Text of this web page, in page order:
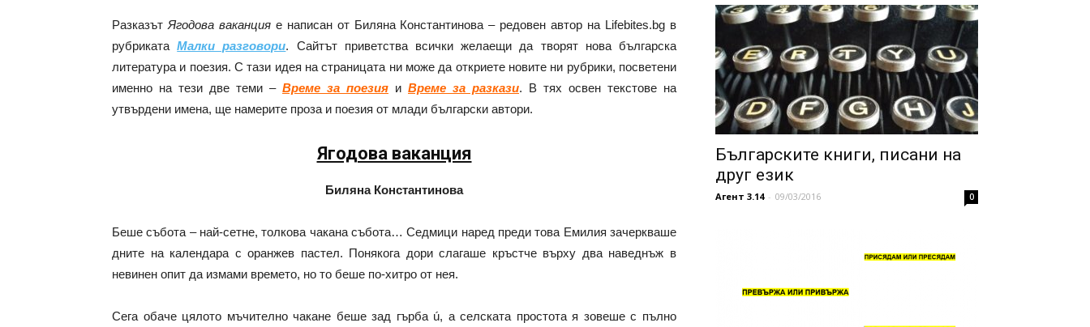
Разказът Ягодова ваканцияе написан от Биляна Константинова – редовен автор на Lifebites.bg в
рубрикатаМалки разговори. Сайтът приветства всички желаещи да творят нова българска
литература и поезия. С тази идея на страницата ни може да откриете новите ни рубрики, посветени
именно на тези две теми – Време за поезия и Време за разкази. В тях освен текстове на
утвърдени имена, ще намерите проза и поезия от млади български автори.
Ягодова ваканция
Биляна Константинова
Беше събота – най-сетне, толкова чакана събота… Седмици наред преди това Емилия зачеркваше
дните на календара с оранжев пастел. Понякога дори слагаше кръстче върху два наведнъж в
невинен опит да измами времето, но то беше по-хитро от нея.
Сега обаче цялото мъчително чакане беше зад гърба ú, а селската простота я зовеше с пълно
Българските книги, писани на
друг език
Агент 3.14 - 09/03/2016 0